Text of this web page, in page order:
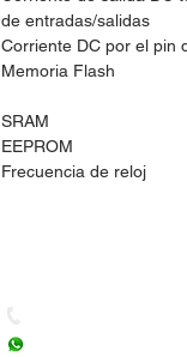
de entradas/salidas
Corriente DC por el pin
Memoria Flash
SRAM
EEPROM
Frecuencia de reloj